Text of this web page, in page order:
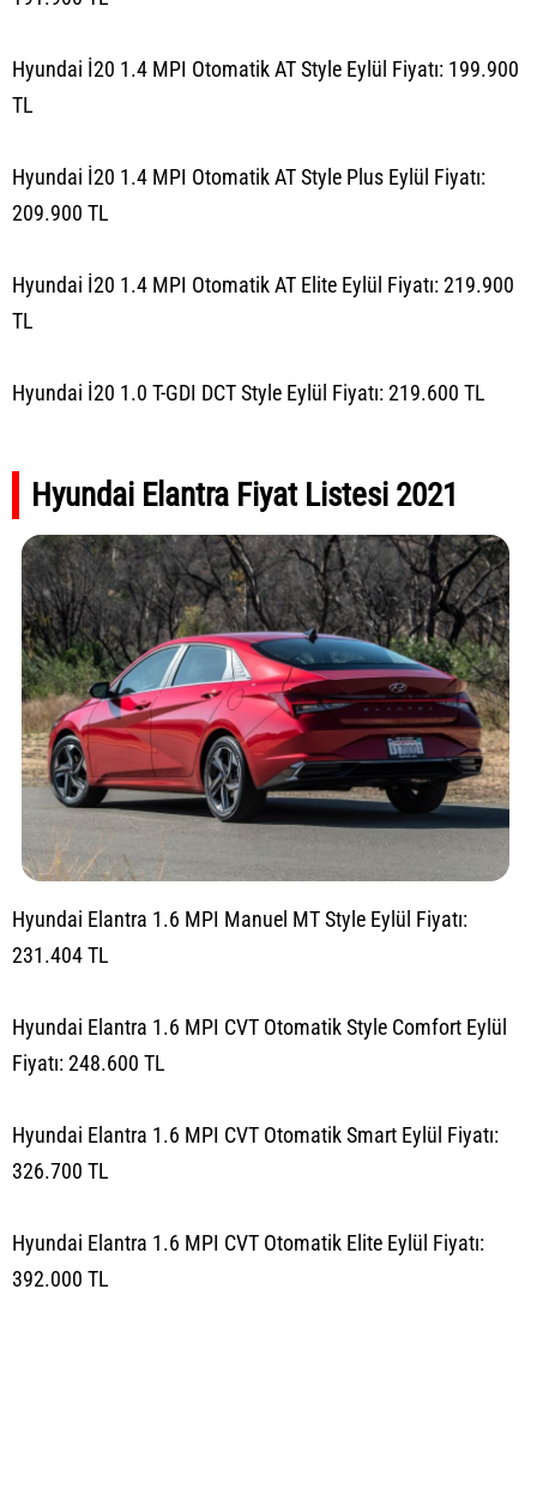
Hyundai İ20 1.4 MPI Otomatik AT Style Eylül Fiyatı: 199.900
TL
Hyundai İ20 1.4 MPI Otomatik AT Style Plus Eylül Fiyatı:
209.900 TL
Hyundai İ20 1.4 MPI Otomatik AT Elite Eylül Fiyatı: 219.900
TL
Hyundai İ20 1.0 T-GDI DCT Style Eylül Fiyatı: 219.600 TL
Hyundai Elantra Fiyat Listesi 2021
Hyundai Elantra 1.6 MPI Manuel MT Style Eylül Fiyatı:
231.404 TL
Hyundai Elantra 1.6 MPI CVT Otomatik Style Comfort Eylül
Fiyatı: 248.600 TL
Hyundai Elantra 1.6 MPI CVT Otomatik Smart Eylül Fiyatı:
326.700 TL
Hyundai Elantra 1.6 MPI CVT Otomatik Elite Eylül Fiyatı:
392.000 TL